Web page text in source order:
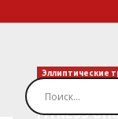
Эллиптические
FITNESS